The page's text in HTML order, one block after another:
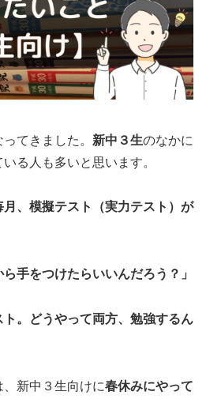
てきました。 新中３生のなかに
る人も多いと思います。
月、模擬テスト（実力テスト）が
手をつけたらいいんだろう？」
ト。どうやって両方、勉強するん
新中３生向けに春休みにやって